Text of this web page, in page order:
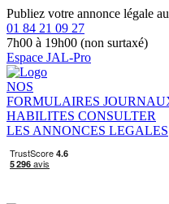
Publiez votre annonce légale
01 84 21 09 27
7h00 à 19h00 (non surtaxé)
Espace JAL-Pro
NOS
FORMULAIRES
HABILITES CONSULTER
LES ANNONCES LEGALES